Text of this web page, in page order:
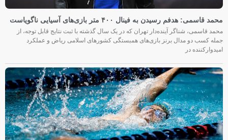
محمد قاسمی: هدفم رسیدن به فینال ۴۰۰ متر بازی‌های آسیایی ناگویاست
محمد قاسمی، شناگر آینده‌دار تهران که در یک سال گذشته با ثبت نتایج قابل توجه، از
جمله کسب دو مدال برنز بازی‌های همبستگی کشورهای اسلامی ریاض و عملکرد
امیدوارکننده در